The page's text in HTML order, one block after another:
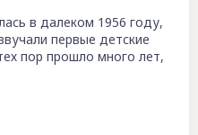
в далеком 1956 году,
первые детские
пор прошло много лет,